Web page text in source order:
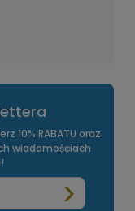
10% RABATU oraz
wiadomościach